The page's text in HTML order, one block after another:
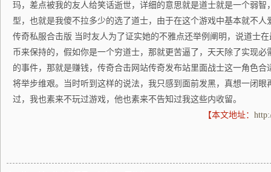
玛，差点被我的友人给笑话逝世，详细的意思就是道士就是一个弱
型，也就是我傻不拉多少的选了道士，由于在这个游戏中基本就不人
传奇私服合击版 当时友人为了证实她的不雅点还举例阐明，说道士
币来保持的，假如你是一个穷道士，那就更苦逼了，天天除了实现
的事件，那就是赚钱，传奇合击网站传奇发布站里面战士这一角色
将举步维艰。当时听到这样的说法，我只感到面前发黑，真想一闭眼
过，我也素来不玩过游戏，他也素来不告知过我这些内收留。
【本文地址：